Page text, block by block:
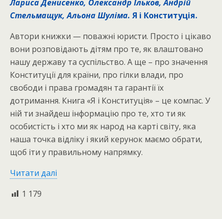
Лариса Денисенко, Олександр Ільков, Андрій
Стельмащук, Альона Шуліма. Я і Конституція.
Автори книжки — поважні юристи. Просто і цікаво
вони розповідають дітям про те, як влаштовано
нашу державу та суспільство. А ще – про значення
Конституції для країни, про гілки влади, про
свободи і права громадян та гарантії їх
дотримання. Книга «Я і Конституція» – це компас. У
ній ти знайдеш інформацію про те, хто ти як
особистість і хто ми як народ на карті світу, яка
наша точка відліку і який керунок маємо обрати,
щоб іти у правильному напрямку.
Читати далі
1 179